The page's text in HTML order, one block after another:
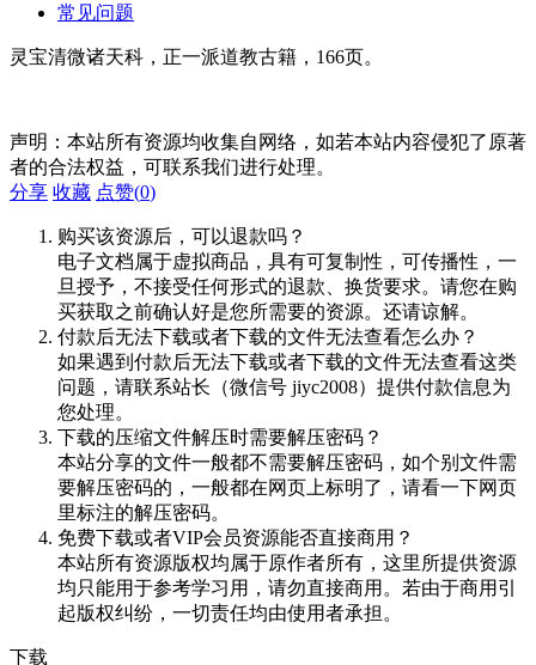
常见问题
灵宝清微诸天科，正一派道教古籍，166页。
声明：本站所有资源均收集自网络，如若本站内容侵犯了原著
者的合法权益，可联系我们进行处理。
分享 收藏 点赞(0)
购买该资源后，可以退款吗？
电子文档属于虚拟商品，具有可复制性，可传播性，一
旦授予，不接受任何形式的退款、换货要求。请您在购
买获取之前确认好是您所需要的资源。还请谅解。
付款后无法下载或者下载的文件无法查看怎么办？
如果遇到付款后无法下载或者下载的文件无法查看这类
问题，请联系站长（微信号 jiyc2008）提供付款信息为
您处理。
下载的压缩文件解压时需要解压密码？
本站分享的文件一般都不需要解压密码，如个别文件需
要解压密码的，一般都在网页上标明了，请看一下网页
里标注的解压密码。
免费下载或者VIP会员资源能否直接商用？
本站所有资源版权均属于原作者所有，这里所提供资源
均只能用于参考学习用，请勿直接商用。若由于商用引
起版权纠纷，一切责任均由使用者承担。
下载